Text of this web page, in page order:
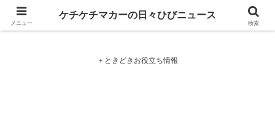
ケチケチマカーの日々ひびニュース
＋ときどきお役立ち情報
メニュー
ケチケチマカーの日々ひびニュース
検索